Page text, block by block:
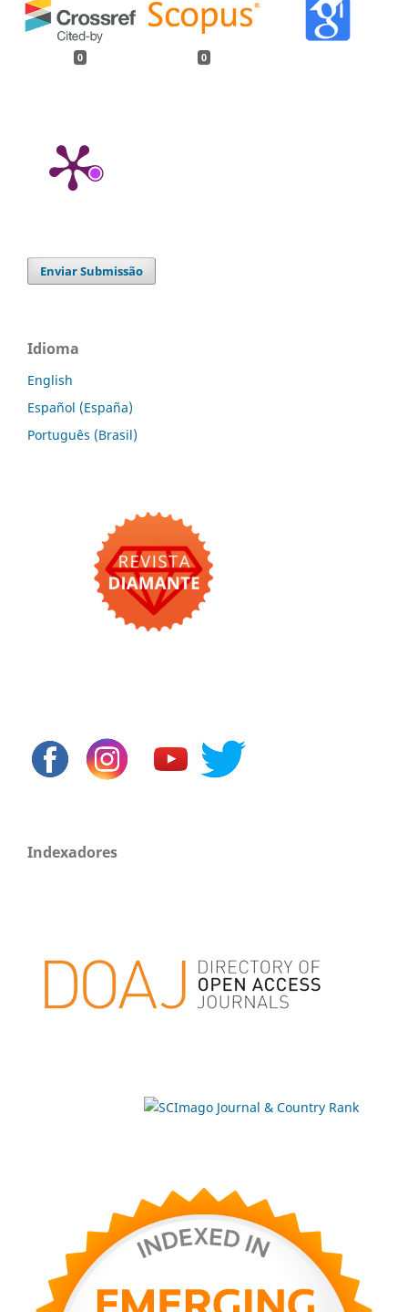
0 0
Enviar Submissão
Idioma
English
Español (España)
Português (Brasil)
Indexadores